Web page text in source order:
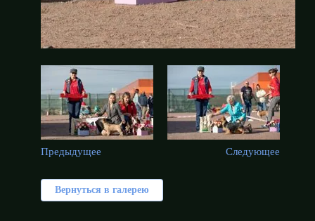
Предыдущее Следующее
Вернуться в галерею